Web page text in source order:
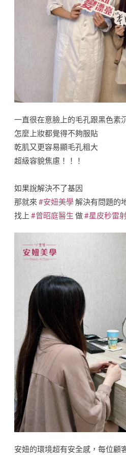
一直很在意臉上的毛孔跟黑色素
怎麼上妝都覺得不夠服貼
乾肌又更容易顯毛孔粗大
超級容貌焦慮！！！
如果說解決不了基因
那就來 #安妞美學 解決有問題的
找上 #曾昭庭醫生 做#星皮秒雷
安妞的環境超有安全感，每位顧